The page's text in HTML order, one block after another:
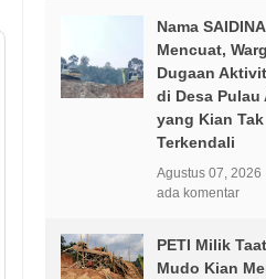
Nama SAIDINA
Mencuat,
Dugaan
di Desa Pulau
yang Kian Tak
Terkendali
Agustus 07, 2026
ada komentar
PETI Milik
Mudo Kian